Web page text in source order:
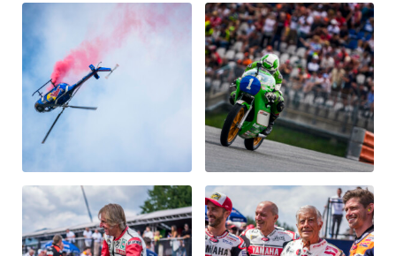
Business
Alle anzeigen